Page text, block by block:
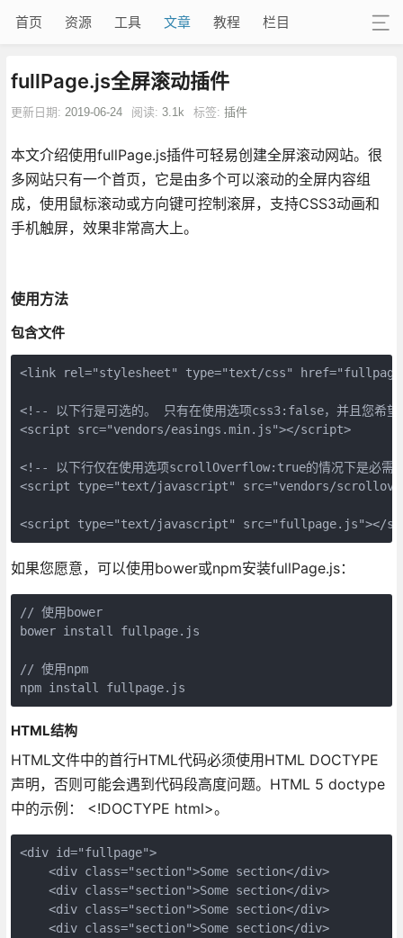
首页 资源 工具 文章 教程 栏目
fullPage.js全屏滚动插件
更新日期: 2019-06-24 阅读: 3.1k 标签: 插件
本文介绍使用fullPage.js插件可轻易创建全屏滚动网站。很
多网站只有一个首页，它是由多个可以滚动的全屏内容组
成，使用鼠标滚动或方向键可控制滚屏，支持CSS3动画和
手机触屏，效果非常高大上。
使用方法
包含文件
<link rel="stylesheet" type="text/css"
<!-- 以下行是可选的。 只有在使用选项css3:false，并且您希
<script src="vendors/easings.min.js"></script>
<!-- 以下行仅在使用选项scrollOverflow:true的情况下是必需
<script type="text/javascript" src="vendors/
如果您愿意，可以使用bower或npm安装fullPage.js：
// 使用bower
bower install fullpage.js
// 使用npm
HTML结构
HTML文件中的首行HTML代码必须使用HTML DOCTYPE
声明，否则可能会遇到代码段高度问题。HTML 5 doctype
中的示例： <!DOCTYPE html>。
<div id="fullpage">
    <div class="section">Some section</div>
    <div class="section">Some section</div>
    <div class="section">Some section</div>
    <div class="section">Some section</div>